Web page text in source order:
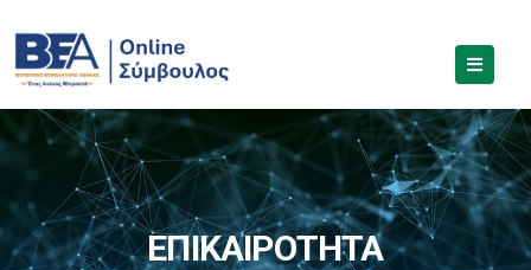
ΕΠΙΚΑΙΡΟΤΗΤΑ